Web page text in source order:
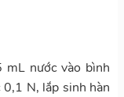
nước vào bình
N, lắp sinh hàn